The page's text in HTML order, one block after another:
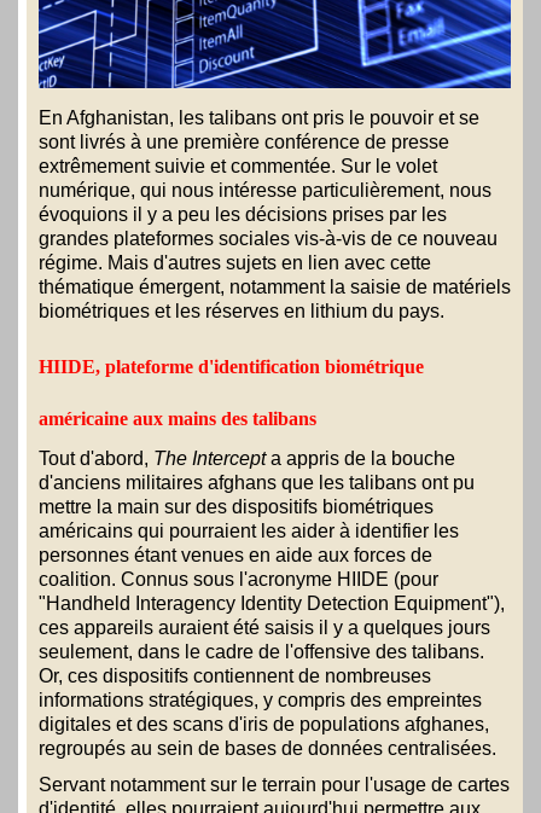
En Afghanistan, les talibans ont pris le pouvoir et se
sont livrés à une première conférence de presse
extrêmement suivie et commentée. Sur le volet
numérique, qui nous intéresse particulièrement, nous
évoquions il y a peu les décisions prises par les
grandes plateformes sociales vis-à-vis de ce nouveau
régime. Mais d'autres sujets en lien avec cette
thématique émergent, notamment la saisie de matériels
biométriques et les réserves en lithium du pays.
HIIDE, plateforme d'identification biométrique
américaine aux mains des talibans
Tout d'abord, The Intercepta appris de la bouche
d'anciens militaires afghans que les talibans ont pu
mettre la main sur des dispositifs biométriques
américains qui pourraient les aider à identifier les
personnes étant venues en aide aux forces de
coalition. Connus sous l'acronyme HIIDE (pour
"Handheld Interagency Identity Detection Equipment"),
ces appareils auraient été saisis il y a quelques jours
seulement, dans le cadre de l'offensive des talibans.
Or, ces dispositifs contiennent de nombreuses
informations stratégiques, y compris des empreintes
digitales et des scans d'iris de populations afghanes,
regroupés au sein de bases de données centralisées.
Servant notamment sur le terrain pour l'usage de cartes
d'identité, elles pourraient aujourd'hui permettre aux